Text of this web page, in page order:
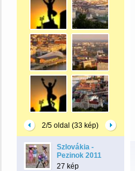
2/5 oldal (33 kép)
Szlovákia -
Pezinok 2011
27 kép